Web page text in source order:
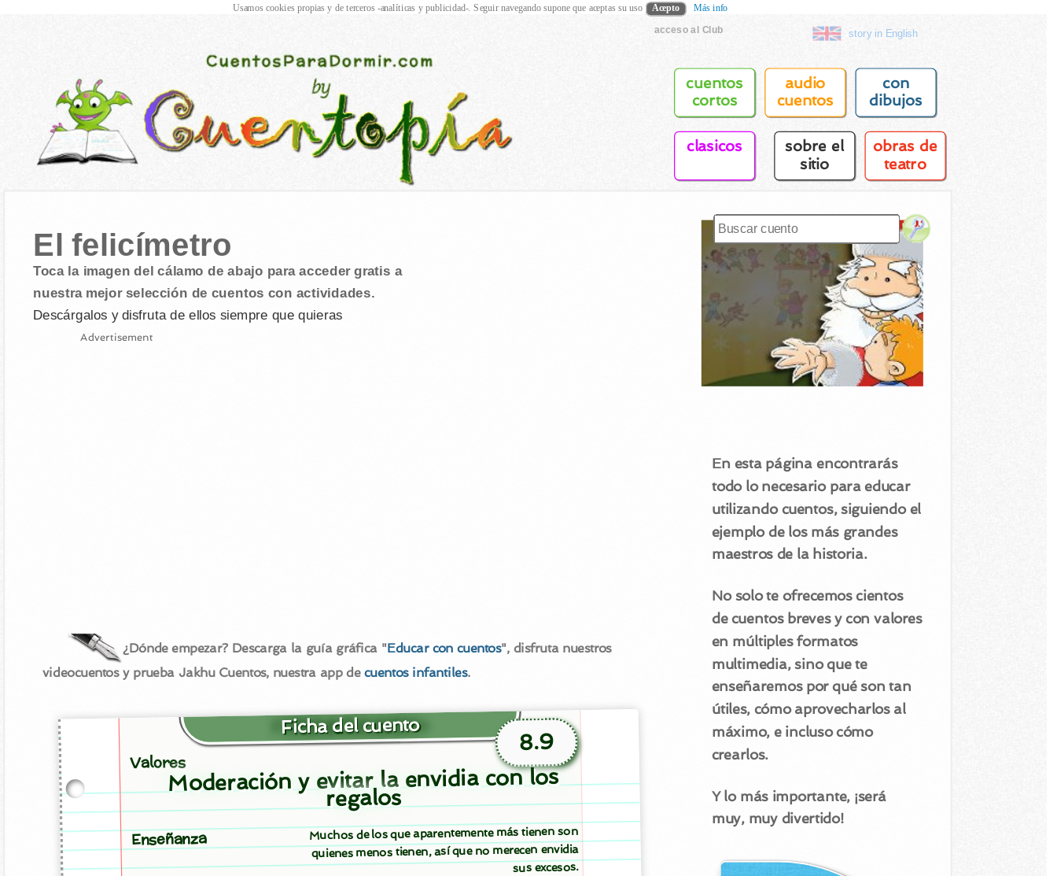
acceso al Club story in English
cuentos
cortos
audio
cuentos
con
dibujos
clasicos
sobre el
sitio
obras de
teatro
El felicímetro
Toca la imagen del cálamo de abajo para acceder gratis a
nuestra mejor selección de cuentos con actividades.
Descárgalos y disfruta de ellos siempre que quieras
Advertisement
¿Dónde empezar? Descarga la guía gráfica "Educar con cuentos", disfruta nuestros
videocuentos y prueba Jakhu Cuentos, nuestra app decuentos infantiles.
Ficha del cuento
8.9
Valores
Moderación y evitar la envidia con los
regalos
Enseñanza Muchos de los que aparentemente más tienen son
quienes menos tienen, así que no merecen envidia
sus excesos.
En esta página encontrarás
todo lo necesario para educar
utilizando cuentos, siguiendo el
ejemplo de los más grandes
maestros de la historia.
No solo te ofrecemos cientos
de cuentos breves y con valores
en múltiples formatos
multimedia, sino que te
enseñaremos por qué son tan
útiles, cómo aprovecharlos al
máximo, e incluso cómo
crearlos.
Y lo más importante, ¡será
muy, muy divertido!
Usamos cookies propias y de terceros -analíticas y publicidad-. Seguir navegando supone que aceptas su uso Acepto Más info